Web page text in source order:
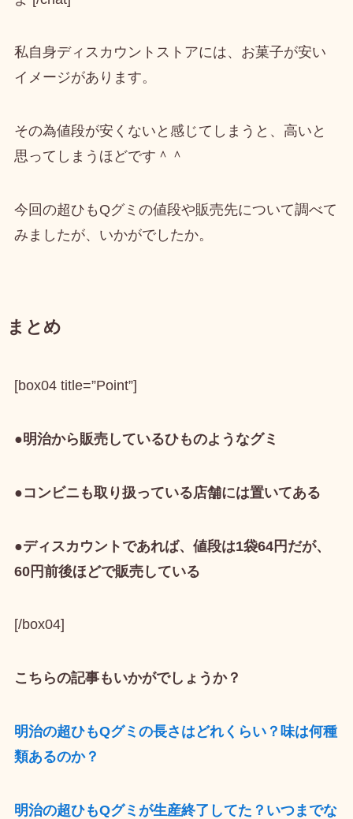
私自身ディスカウントストアには、お菓子が安い
イメージがあります。
その為値段が安くないと感じてしまうと、高いと
思ってしまうほどです＾＾
今回の超ひもQグミの値段や販売先について調べて
みましたが、いかがでしたか。
まとめ
[box04 title=”Point”]
●明治から販売しているひものようなグミ
●コンビニも取り扱っている店舗には置いてある
●ディスカウントであれば、値段は1袋64円だが、
60円前後ほどで販売している
[/box04]
こちらの記事もいかがでしょうか？
明治の超ひもQグミの長さはどれくらい？味は何種
類あるのか？
明治の超ひもQグミが生産終了してた？いつまでな